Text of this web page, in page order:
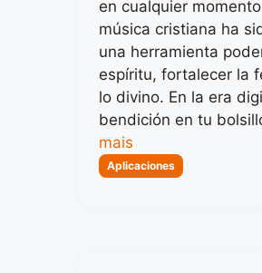
en cualquier
música cristiana ha
una herramienta
espíritu, fortalecer la
lo divino. En la era
bendición en tu
mais
Categorias
Aplicaciones